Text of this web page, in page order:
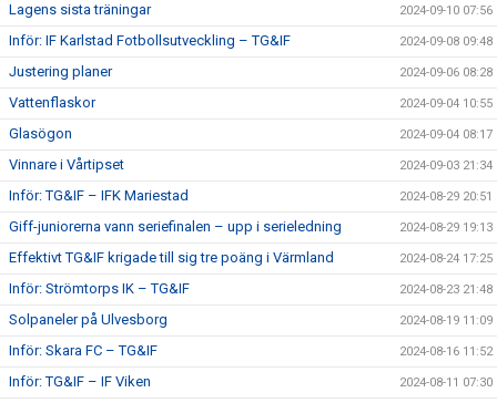
Lagens sista träningar 2024-09-10 07:56
Inför: IF Karlstad Fotbollsutveckling – TG&IF 2024-09-08 09:48
Justering planer 2024-09-06 08:28
Vattenflaskor 2024-09-04 10:55
Glasögon 2024-09-04 08:17
Vinnare i Vårtipset 2024-09-03 21:34
Inför: TG&IF – IFK Mariestad 2024-08-29 20:51
Giff-juniorerna vann seriefinalen – upp i serieledning 2024-08-29 19:13
Effektivt TG&IF krigade till sig tre poäng i Värmland 2024-08-24 17:25
Inför: Strömtorps IK – TG&IF 2024-08-23 21:48
Solpaneler på Ulvesborg 2024-08-19 11:09
Inför: Skara FC – TG&IF 2024-08-16 11:52
Inför: TG&IF – IF Viken 2024-08-11 07:30